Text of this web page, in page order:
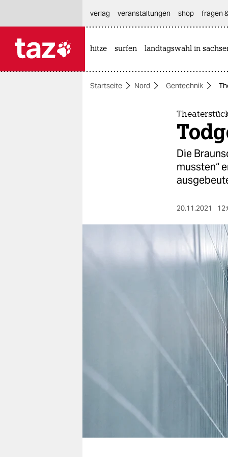
themen
unterstützen
genossenschaft
verlag
veranstaltungen shop fragen
hitze surfen landtagswahl in
Startseite Nord Gentechnik
Die
mussten“
20.11.2021